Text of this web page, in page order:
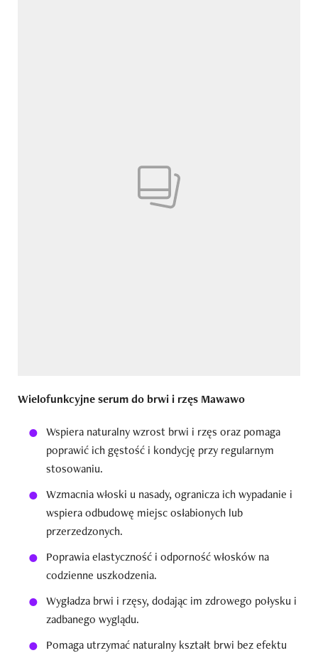
Wielofunkcyjne serum do brwi i rzęs Mawawo
Wspiera naturalny wzrost brwi i rzęs oraz pomaga
poprawić ich gęstość i kondycję przy regularnym
stosowaniu.
Wzmacnia włoski u nasady, ogranicza ich wypadanie i
wspiera odbudowę miejsc osłabionych lub
przerzedzonych.
Poprawia elastyczność i odporność włosków na
codzienne uszkodzenia.
Wygładza brwi i rzęsy, dodając im zdrowego połysku i
zadbanego wyglądu.
Pomaga utrzymać naturalny kształt brwi bez efektu